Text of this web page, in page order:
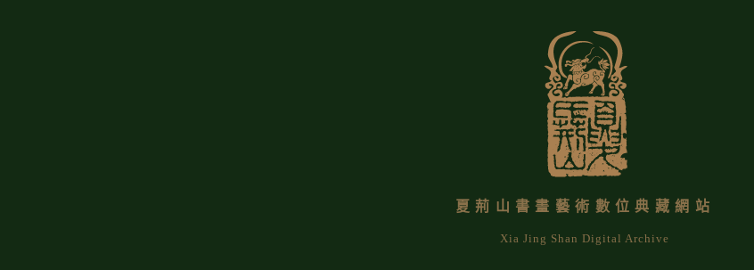
夏荊山書畫藝術數位典藏網站
Xia Jing Shan Digital Archive